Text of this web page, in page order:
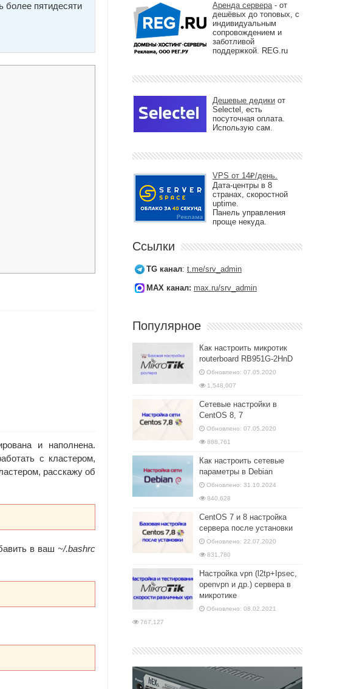
более пятидесяти
и наполнена.
с кластером,
расскажу об
в ваш ~/.bashrc
Аренда сервера- от
дешёвых до топовых, с
индивидуальным
сопровождением и
заботливой
поддержкой. REG.ru
Дешевые дедики от
Selectel, есть
посуточная оплата.
Использую сам.
VPS от 14₽/день.
Дата-центры в 8
странах, скоростной
uptime.
Панель управления
проще некуда.
Ссылки
TG канал: t.me/srv_admin
MAX канал: max.ru/srv_admin
Популярное
Как настроить микротик
routerboard RB951G-2HnD
Обновлено: 07.05.2020
1,548,007
Сетевые настройки в
CentOS 8, 7
Обновлено: 07.05.2020
888,761
Как настроить сетевые
параметры в Debian
Обновлено: 31.10.2024
840,628
CentOS 7 и 8 настройка
сервера после установки
Обновлено: 22.07.2020
831,780
Настройка vpn (l2tp+Ipsec,
openvpn и др.) сервера в
микротике
Обновлено: 08.02.2021
767,127